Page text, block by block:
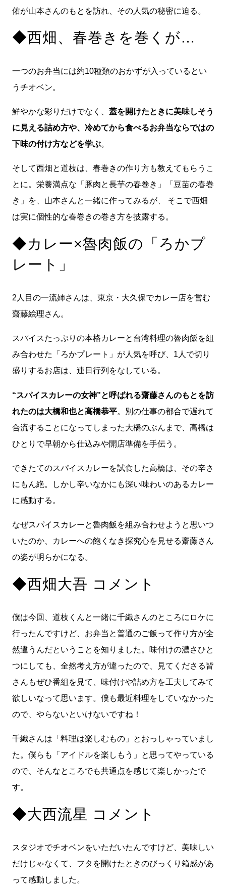
佑が山本さんのもとを訪れ、その人気の秘密に迫る。
◆西畑、春巻きを巻くが…
一つのお弁当には約10種類のおかずが入っているとい
うチオベン。
鮮やかな彩りだけでなく、 蓋を開けたときに美味しそう
に見える詰め方や、冷めてから食べるお弁当ならではの
下味の付け方などを学ぶ。
そして西畑と道枝は、春巻きの作り方も教えてもらうこ
とに。栄養満点な「豚肉と長芋の春巻き」「豆苗の春巻
き」を、山本さんと一緒に作ってみるが、 そこで西畑
は実に個性的な春巻きの巻き方を披露する。
◆カレー×魯肉飯の「ろかプ
レート」
2人目の一流姉さんは、東京・大久保でカレー店を営む
齋藤絵理さん。
スパイスたっぷりの本格カレーと台湾料理の魯肉飯を組
み合わせた「ろかプレート」が人気を呼び、1人で切り
盛りするお店は、連日行列をなしている。
“スパイスカレーの女神”と呼ばれる齋藤さんのもとを訪
れたのは大橋和也と高橋恭平。別の仕事の都合で遅れて
合流することになってしまった大橋のぶんまで、高橋は
ひとりで早朝から仕込みや開店準備を手伝う。
できたてのスパイスカレーを試食した高橋は、その辛さ
にもん絶。しかし辛いなかにも深い味わいのあるカレー
に感動する。
なぜスパイスカレーと魯肉飯を組み合わせようと思いつ
いたのか、カレーへの飽くなき探究心を見せる齋藤さん
の姿が明らかになる。
◆西畑大吾 コメント
僕は今回、道枝くんと一緒に千織さんのところにロケに
行ったんですけど、お弁当と普通のご飯って作り方が全
然違うんだということを知りました。味付けの濃さひと
つにしても、全然考え方が違ったので、見てくださる皆
さんもぜひ番組を見て、味付けや詰め方を工夫してみて
欲しいなって思います。僕も最近料理をしていなかった
ので、やらないといけないですね！
千織さんは「料理は楽しむもの」とおっしゃっていまし
た。僕らも「アイドルを楽しもう」と思ってやっている
ので、そんなところでも共通点を感じて楽しかったで
す。
◆大西流星 コメント
スタジオでチオベンをいただいたんですけど、美味しい
だけじゃなくて、フタを開けたときのびっくり箱感があ
って感動しました。